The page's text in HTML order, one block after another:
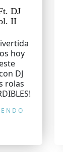
DJ
II
hoy
DJ
rolas